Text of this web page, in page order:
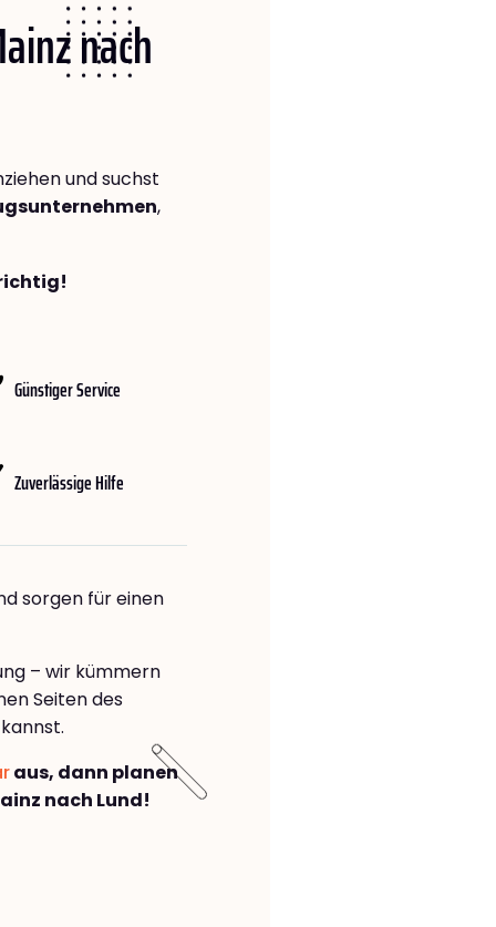
nach
und suchst
,
Günstiger Service
Zuverlässige Hilfe
sorgen für einen
– wir kümmern
Seiten des
aus, dann planen
nach Lund!